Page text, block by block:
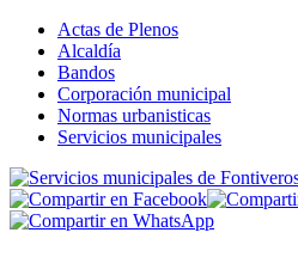
Actas de Plenos
Alcaldía
Bandos
Corporación municipal
Normas urbanisticas
Servicios municipales